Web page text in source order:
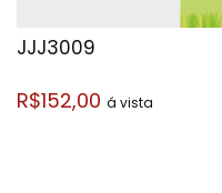
JJJ3009
R$152,00 á vista